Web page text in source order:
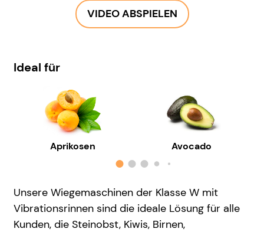
VIDEO ABSPIELEN
Ideal für
Aprikosen Avocado
Unsere Wiegemaschinen der Klasse W mit
Vibrationsrinnen sind die ideale Lösung für alle
Kunden, die Steinobst, Kiwis, Birnen,